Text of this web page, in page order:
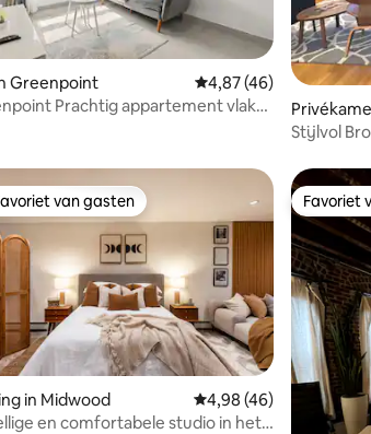
van 4,78 op 5, 561 recensies
Greenpoint Gemiddelde
4,87 (46)
Prachtig appartement vlak
ghts
Stijlvol
van gasten
van gasten
in Midwood Gemiddelde
4,98 (46)
en comfortabele studio in het
Favoriet
Favoriet